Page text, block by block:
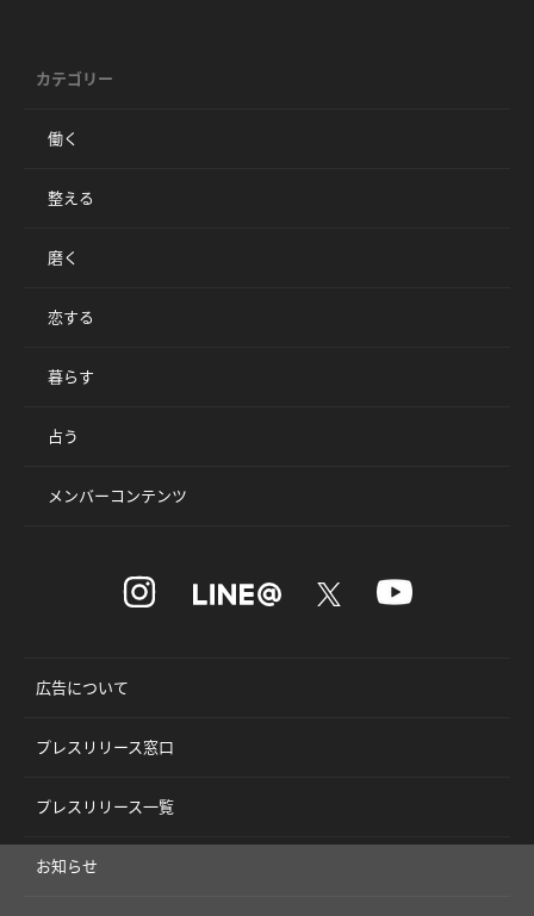
カテゴリー
働く
整える
磨く
恋する
暮らす
占う
メンバーコンテンツ
広告について
プレスリリース窓口
プレスリリース一覧
お知らせ